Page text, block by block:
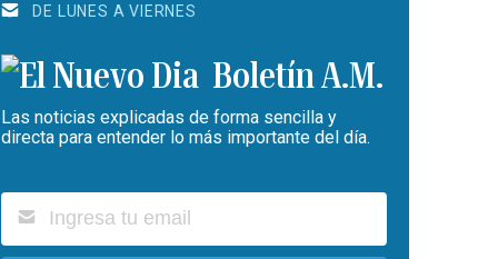
DE LUNES A VIERNES
Boletín A.M.
Las noticias explicadas de forma sencilla y
directa para entender lo más importante del día.